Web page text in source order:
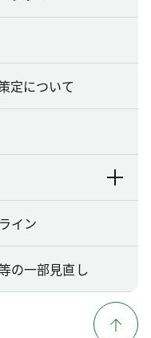
定について
イン
の一部見直し